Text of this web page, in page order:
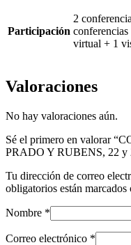
Participación
2
virtual + 1
Valoraciones
No hay valoraciones aún.
Sé el primero en valorar
PRADO Y RUBENS, 22
Tu dirección de correo
obligatorios están marcados
Nombre *
Correo electrónico *